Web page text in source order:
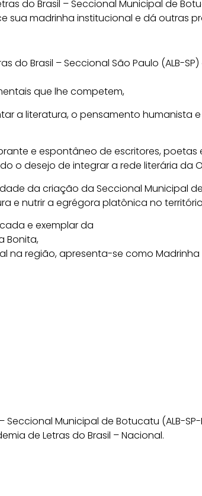
do Brasil – Seccional Municipal de
sua madrinha institucional e dá outras
do Brasil – Seccional São Paulo (ALB-
que lhe competem,
a literatura, o pensamento humanista
e espontâneo de escritores, poetas
o desejo de integrar a rede literária da
da criação da Seccional Municipal
e nutrir a egrégora platônica no
e exemplar da
Bonita,
na região, apresenta-se como
Seccional Municipal de Botucatu (ALB-
de Letras do Brasil – Nacional.